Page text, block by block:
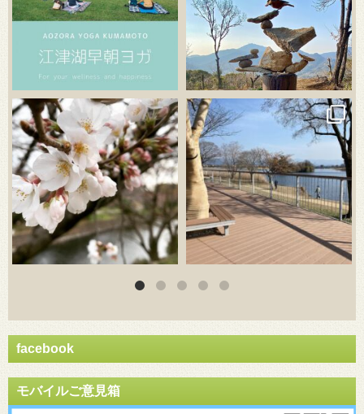
3月 20 3月 18
facebook
モバイルご意見箱